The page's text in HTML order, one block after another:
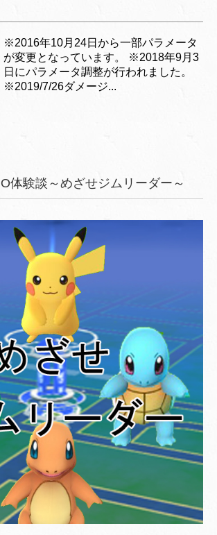
※2016年10月24日から一部パラメータ
が変更となっています。 ※2018年9月3
日にパラメータ調整が行われました。
※2019/7/26ダメージ...
体験談～めざせジムリーダー～